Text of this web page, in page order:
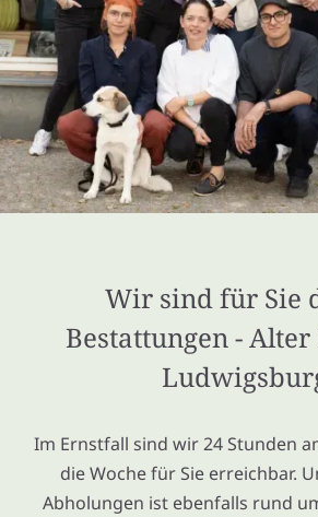
Wir sind für Sie
Bestattungen -
Im Ernstfall sind wir 24 Stunden
die Woche für Sie erreichbar.
Abholungen ist ebenfalls rund